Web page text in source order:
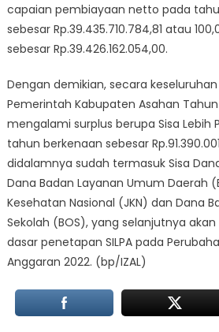
capaian pembiayaan netto pada
sebesar Rp.39.435.710.784,81 atau
sebesar Rp.39.426.162.054,00.
Dengan demikian, secara keseluruhan
Pemerintah Kabupaten Asahan Tahun
mengalami surplus berupa Sisa Lebih
tahun berkenaan sebesar
didalamnya sudah termasuk Sisa
Dana Badan Layanan Umum Daerah
Kesehatan Nasional (JKN) dan Dana
Sekolah (BOS), yang selanjutnya
dasar penetapan SILPA pada
Anggaran 2022. (bp/IZAL)